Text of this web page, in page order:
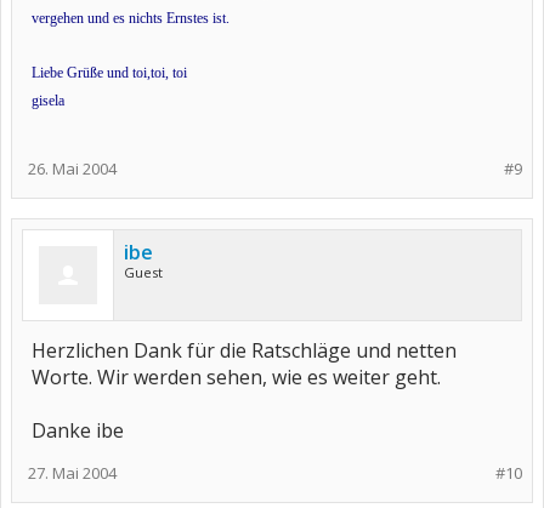
vergehen und es nichts Ernstes ist.
Liebe Grüße und toi,toi, toi
gisela
#9
26. Mai 2004
ibe
Guest
Herzlichen Dank für die Ratschläge und netten
Worte. Wir werden sehen, wie es weiter geht.
Danke ibe
#10
27. Mai 2004